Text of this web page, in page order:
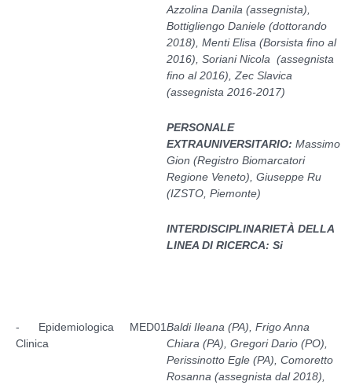
Azzolina Danila (assegnista),
Bottigliengo Daniele (dottorando
2018), Menti Elisa (Borsista fino al
2016), Soriani Nicola (assegnista
fino al 2016), Zec Slavica
(assegnista 2016-2017)
PERSONALE
EXTRAUNIVERSITARIO: Massimo
Gion (Registro Biomarcatori
Regione Veneto), Giuseppe Ru
(IZSTO, Piemonte)
INTERDISCIPLINARIETÀ DELLA
LINEA DI RICERCA: Si
- Epidemiologica
Clinica
MED01Baldi Ileana (PA), Frigo Anna
Chiara (PA), Gregori Dario (PO),
Perissinotto Egle (PA), Comoretto
Rosanna (assegnista dal 2018),